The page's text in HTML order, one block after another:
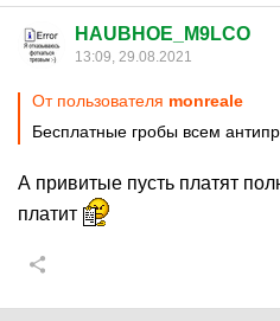
HAUBHOE_M9LCO
13:09, 29.08.2021
От пользователя monreale
Бесплатные гробы всем
А привитые пусть платят
платит